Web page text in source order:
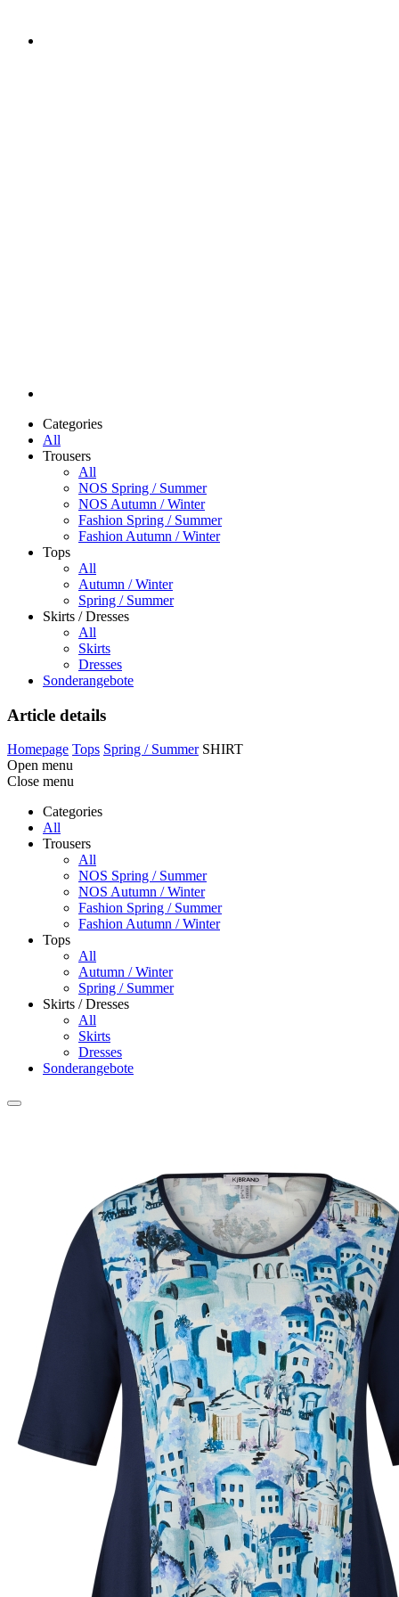
Categories
All
Trousers
All
NOS Spring / Summer
NOS Autumn / Winter
Fashion Spring / Summer
Fashion Autumn / Winter
Tops
All
Autumn / Winter
Spring / Summer
Skirts / Dresses
All
Skirts
Dresses
Sonderangebote
Article details
Homepage Tops Spring / Summer SHIRT
Open menu
Close menu
Categories
All
Trousers
All
NOS Spring / Summer
NOS Autumn / Winter
Fashion Spring / Summer
Fashion Autumn / Winter
Tops
All
Autumn / Winter
Spring / Summer
Skirts / Dresses
All
Skirts
Dresses
Sonderangebote